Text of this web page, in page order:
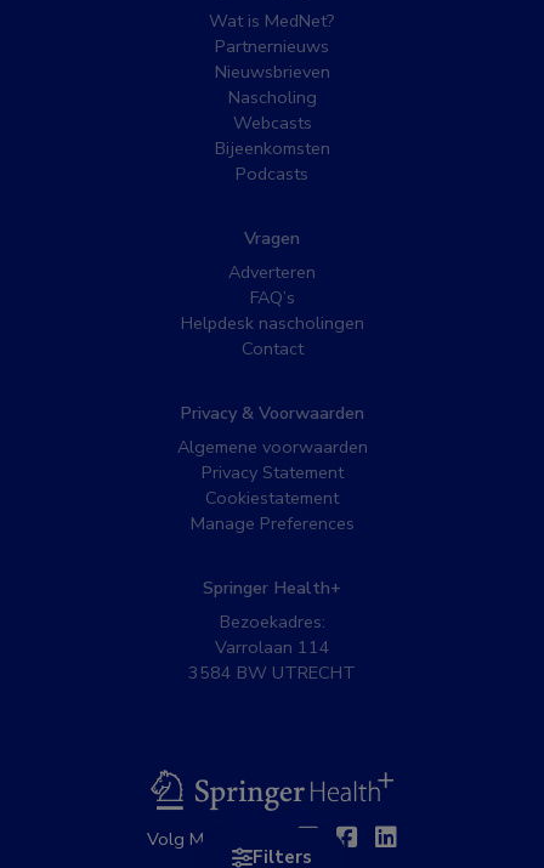
Filters
Wat is MedNet?
Partnernieuws
Nieuwsbrieven
Nascholing
Webcasts
Bijeenkomsten
Podcasts
Vragen
Adverteren
FAQ’s
Helpdesk nascholingen
Contact
Privacy & Voorwaarden
Algemene voorwaarden
Privacy Statement
Cookiestatement
Manage Preferences
Springer Health+
Bezoekadres:
Varrolaan 114
3584 BW UTRECHT
BSL
Volg MedNet op: TwitterFacebook
Linkedin